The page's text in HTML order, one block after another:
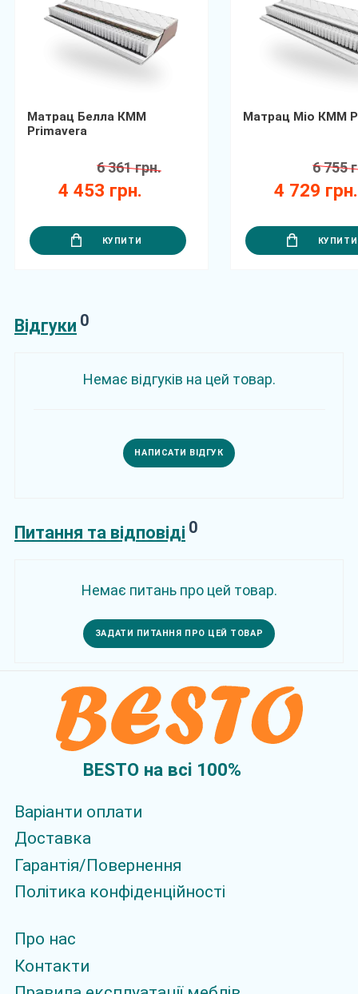
Матрац Белла КММ
Primavera
4 453 грн.
6 361 грн.
КУПИТИ
Матрац Міо КММ
4 729
6 755
КУПИТИ
Відгуки 0
Немає відгуків на цей товар.
НАПИСАТИ ВІДГУК
Питання та відповіді 0
Немає питань про цей товар.
ЗАДАТИ ПИТАННЯ ПРО ЦЕЙ ТОВАР
BESTO на всi 100%
Варіанти оплати
Доставка
Гарантія/Повернення
Політика конфіденційності
Про нас
Контакти